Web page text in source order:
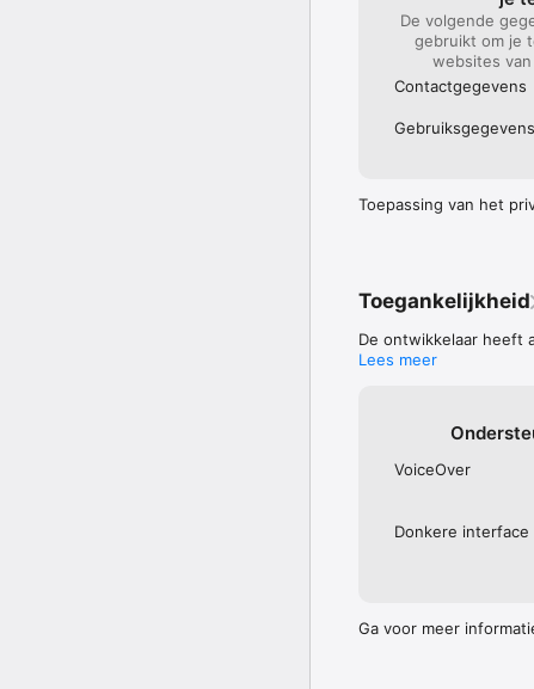
Facebook: https://
Instagram: https://
Twitter: https://
Vragen of suggesties?
met ons op door een
De volgende
gebruikt om je
websites
Contact­gegevens
Gebruiks­gegevens
Toepassing van het
Toegankelijkheid
De ontwikkelaar heeft
Lees meer
VoiceOver
Donkere interface
Ga voor meer